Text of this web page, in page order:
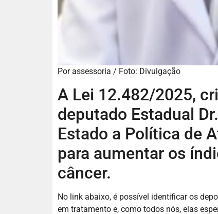
Por assessoria / Foto: Divulgação
A Lei 12.482/2025,
deputado Estadual
Estado a Política de
para aumentar os
câncer.
No link abaixo, é possível identificar os
em tratamento e, como todos nós, elas